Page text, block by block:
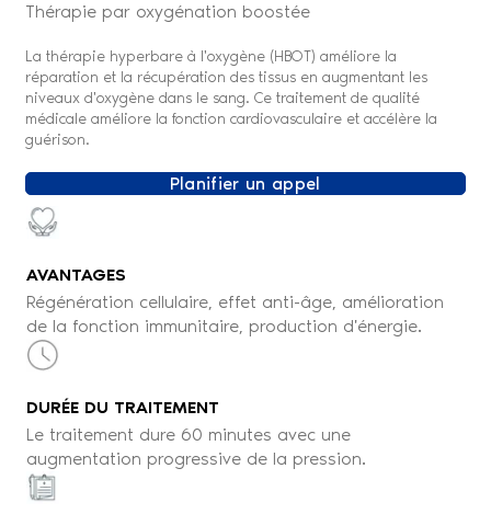
Thérapie par oxygénation boostée
La thérapie hyperbare à l'oxygène (HBOT) améliore la
réparation et la récupération des tissus en augmentant les
niveaux d'oxygène dans le sang. Ce traitement de qualité
médicale améliore la fonction cardiovasculaire et accélère la
guérison.
Planifier un appel
AVANTAGES
Régénération cellulaire, effet anti-âge, amélioration
de la fonction immunitaire, production d'énergie.
DURÉE DU TRAITEMENT
Le traitement dure 60 minutes avec une
augmentation progressive de la pression.